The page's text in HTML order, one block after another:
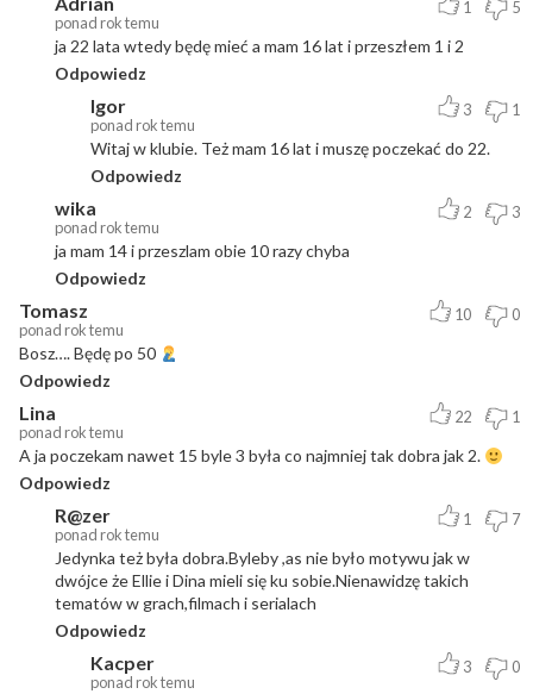
ponad rok temu
1 5
ja 22 lata wtedy będę mieć a mam 16 lat i przeszłem 1 i 2
Odpowiedz
Igor
ponad rok temu
3 1
Witaj w klubie. Też mam 16 lat i muszę poczekać do 22.
Odpowiedz
wika
ponad rok temu
2 3
ja mam 14 i przeszlam obie 10 razy chyba
Odpowiedz
Tomasz
ponad rok temu
10 0
Bosz…. Będę po 50
Odpowiedz
Lina
ponad rok temu
22 1
A ja poczekam nawet 15 byle 3 była co najmniej tak dobra jak 2.
Odpowiedz
R@zer
ponad rok temu
1 7
Jedynka też była dobra.Byleby ,as nie było motywu jak w
dwójce że Ellie i Dina mieli się ku sobie.Nienawidzę takich
tematów w grach,filmach i serialach
Odpowiedz
Kacper
ponad rok temu
3 0